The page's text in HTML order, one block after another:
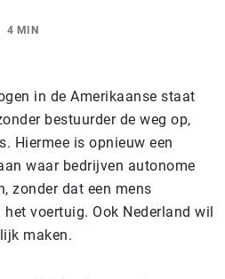
4 MIN
in de Amerikaanse staat
bestuurder de weg op,
Hiermee is opnieuw een
waar bedrijven autonome
zonder dat een mens
voertuig. Ook Nederland wil
maken.